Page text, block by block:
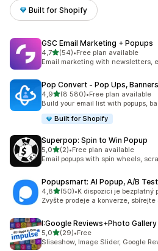
Built for Shopify
GSC Email Marketing + Popups
4,7z 5 hvězd
(54)
Celkový počet recenzí: 54
•Free plan available
Email marketing with newsletters,
Pop Convert ‑ Pop Ups, Banners
4,9z 5 hvězd
(8 580)
Celkový počet recenzí: 8580
•Free plan available
Build your email list with popups,
Built for Shopify
Superpop: Spin to Win Popup
5,0z 5 hvězd
(2)
Celkový počet recenzí: 2
•Free plan available
Email popups with spin wheels,
Popupsmart: AI Popup, A/B Test
4,8z 5 hvězd
(50)
Celkový počet recenzí: 50
•K dispozici je bezplatný
Zvyšte prodeje a konverze, sbírejte
I:Google Reviews+Photo Gallery
5,0z 5 hvězd
(29)
Celkový počet recenzí: 29
•Free
Sliseshow, Image Slider, Google